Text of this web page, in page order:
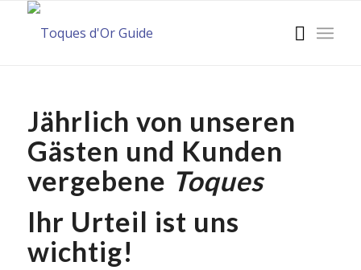
Jährlich von unseren
Gästen und Kunden
vergebene Toques
Ihr Urteil ist uns
wichtig!